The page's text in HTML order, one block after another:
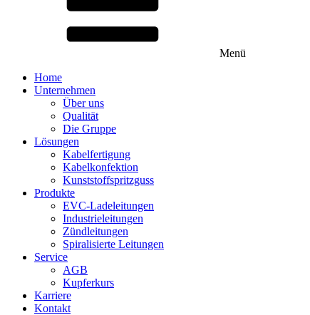
Menü
Home
Unternehmen
Über uns
Qualität
Die Gruppe
Lösungen
Kabelfertigung
Kabelkonfektion
Kunststoffspritzguss
Produkte
EVC-Ladeleitungen
Industrieleitungen
Zündleitungen
Spiralisierte Leitungen
Service
AGB
Kupferkurs
Karriere
Kontakt